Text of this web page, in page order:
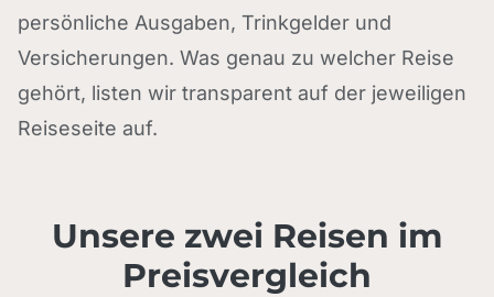
persönliche Ausgaben, Trinkgelder und
Versicherungen. Was genau zu welcher Reise
gehört, listen wir transparent auf der jeweiligen
Reiseseite auf.
Unsere zwei Reisen im
Preisvergleich